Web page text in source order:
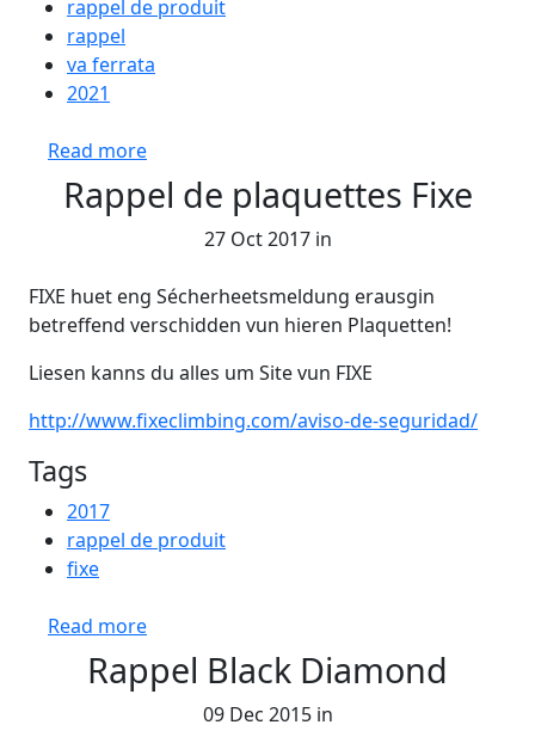
rappel de produit
rappel
va ferrata
2021
Read moreabout Rappel longes Petzl SCORPIO
Rappel de plaquettes Fixe
27 Oct 2017 in
FIXE huet eng Sécherheetsmeldung erausgin
betreffend verschidden vun hieren Plaquetten!
Liesen kanns du alles um Site vun FIXE
http://www.fixeclimbing.com/aviso-de-seguridad/
Tags
2017
rappel de produit
fixe
Read moreabout Rappel de plaquettes Fixe
Rappel Black Diamond
09 Dec 2015 in